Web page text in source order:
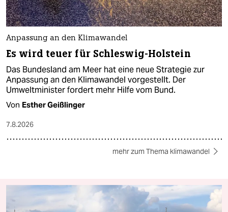
Anpassung an den Klimawandel
Es wird teuer für Schleswig-Holstein
Das Bundesland am Meer hat eine neue Strategie zur
Anpassung an den Klimawandel vorgestellt. Der
Umweltminister fordert mehr Hilfe vom Bund.
Von Esther Geißlinger
7.8.2026
mehr zum Thema klimawandel